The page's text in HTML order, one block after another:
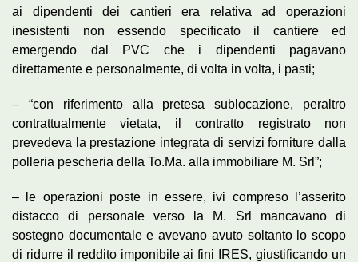
ai dipendenti dei cantieri era relativa ad operazioni
inesistenti non essendo specificato il cantiere ed
emergendo dal PVC che i dipendenti pagavano
direttamente e personalmente, di volta in volta, i pasti;
– “con riferimento alla pretesa sublocazione, peraltro
contrattualmente vietata, il contratto registrato non
prevedeva la prestazione integrata di servizi forniture dalla
polleria pescheria della To.Ma. alla immobiliare M. Srl”;
– le operazioni poste in essere, ivi compreso l’asserito
distacco di personale verso la M. Srl mancavano di
sostegno documentale e avevano avuto soltanto lo scopo
di ridurre il reddito imponibile ai fini IRES, giustificando un